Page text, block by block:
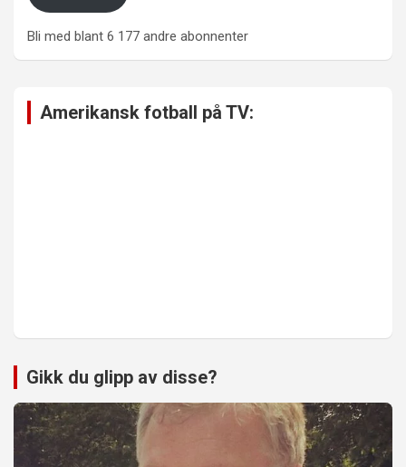
Bli med blant 6 177 andre abonnenter
Amerikansk fotball på TV:
Gikk du glipp av disse?